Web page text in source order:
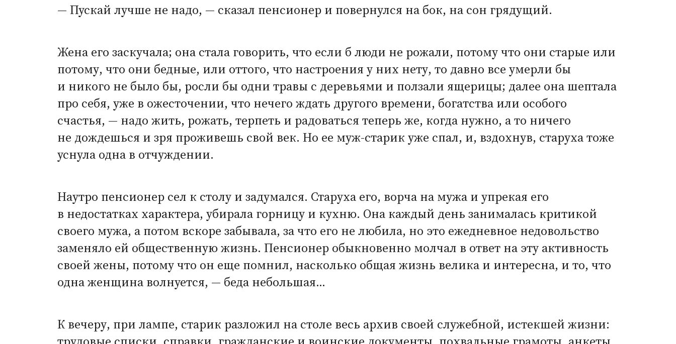
— Пускай лучше не надо, — сказал пенсионер и повернулся на бок, на сон грядущий.
Жена его заскучала; она стала говорить, что если б люди не рожали, потому что они старые или
потому, что они бедные, или оттого, что настроения у них нету, то давно все умерли бы
и никого не было бы, росли бы одни травы с деревьями и ползали ящерицы; далее она шептала
про себя, уже в ожесточении, что нечего ждать другого времени, богатства или особого
счастья, — надо жить, рожать, терпеть и радоваться теперь же, когда нужно, а то ничего
не дождешься и зря проживешь свой век. Но ее муж-старик уже спал, и, вздохнув, старуха тоже
уснула одна в отчуждении.
Наутро пенсионер сел к столу и задумался. Старуха его, ворча на мужа и упрекая его
в недостатках характера, убирала горницу и кухню. Она каждый день занималась критикой
своего мужа, а потом вскоре забывала, за что его не любила, но это ежедневное недовольство
заменяло ей общественную жизнь. Пенсионер обыкновенно молчал в ответ на эту активность
своей жены, потому что он еще помнил, насколько общая жизнь велика и интересна, и то, что
одна женщина волнуется, — беда небольшая…
К вечеру, при лампе, старик разложил на столе весь архив своей служебной, истекшей жизни: